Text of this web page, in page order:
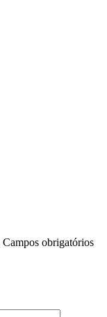
Campos obrigatórios